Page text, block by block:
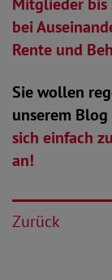
bei
Rente und
Sie wollen
unserem
sich einfach
an!
Zurück